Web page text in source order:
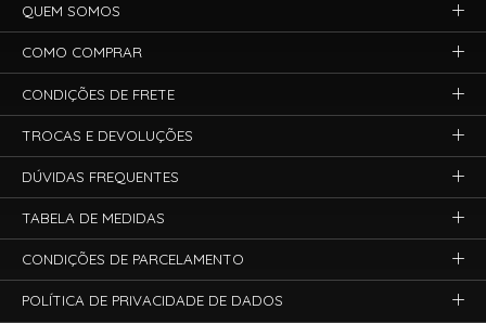
QUEM SOMOS
COMO COMPRAR
CONDIÇÕES DE FRETE
TROCAS E DEVOLUÇÕES
DÚVIDAS FREQUENTES
TABELA DE MEDIDAS
CONDIÇÕES DE PARCELAMENTO
POLÍTICA DE PRIVACIDADE DE DADOS